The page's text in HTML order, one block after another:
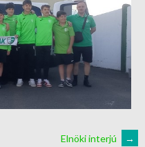
Elnöki interjú →